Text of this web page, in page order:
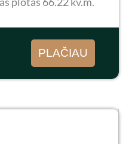
remonto reiktų.
PLAČIAU